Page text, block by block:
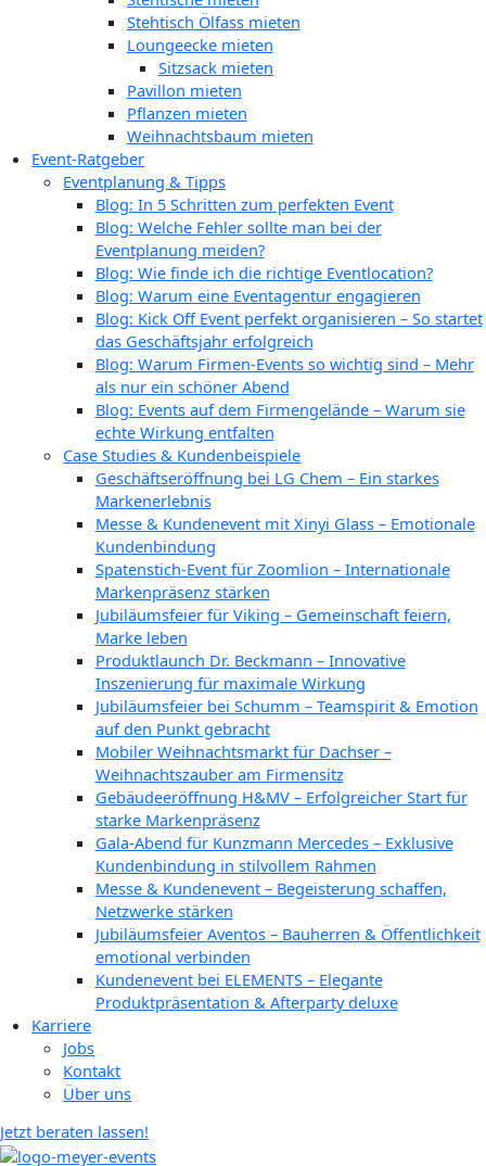
Stehtisch Ölfass mieten
Loungeecke mieten
Sitzsack mieten
Pavillon mieten
Pflanzen mieten
Weihnachtsbaum mieten
Event-Ratgeber
Eventplanung & Tipps
Blog: In 5 Schritten zum perfekten Event
Blog: Welche Fehler sollte man bei der
Eventplanung meiden?
Blog: Wie finde ich die richtige Eventlocation?
Blog: Warum eine Eventagentur engagieren
Blog: Kick Off Event perfekt organisieren – So startet
das Geschäftsjahr erfolgreich
Blog: Warum Firmen-Events so wichtig sind – Mehr
als nur ein schöner Abend
Blog: Events auf dem Firmengelände – Warum sie
echte Wirkung entfalten
Case Studies & Kundenbeispiele
Geschäftseröffnung bei LG Chem – Ein starkes
Markenerlebnis
Messe & Kundenevent mit Xinyi Glass – Emotionale
Kundenbindung
Spatenstich-Event für Zoomlion – Internationale
Markenpräsenz stärken
Jubiläumsfeier für Viking – Gemeinschaft feiern,
Marke leben
Produktlaunch Dr. Beckmann – Innovative
Inszenierung für maximale Wirkung
Jubiläumsfeier bei Schumm – Teamspirit & Emotion
auf den Punkt gebracht
Mobiler Weihnachtsmarkt für Dachser –
Weihnachtszauber am Firmensitz
Gebäudeeröffnung H&MV – Erfolgreicher Start für
starke Markenpräsenz
Gala-Abend für Kunzmann Mercedes – Exklusive
Kundenbindung in stilvollem Rahmen
Messe & Kundenevent – Begeisterung schaffen,
Netzwerke stärken
Jubiläumsfeier Aventos – Bauherren & Öffentlichkeit
emotional verbinden
Kundenevent bei ELEMENTS – Elegante
Produktpräsentation & Afterparty deluxe
Karriere
Jobs
Kontakt
Über uns
Jetzt beraten lassen!